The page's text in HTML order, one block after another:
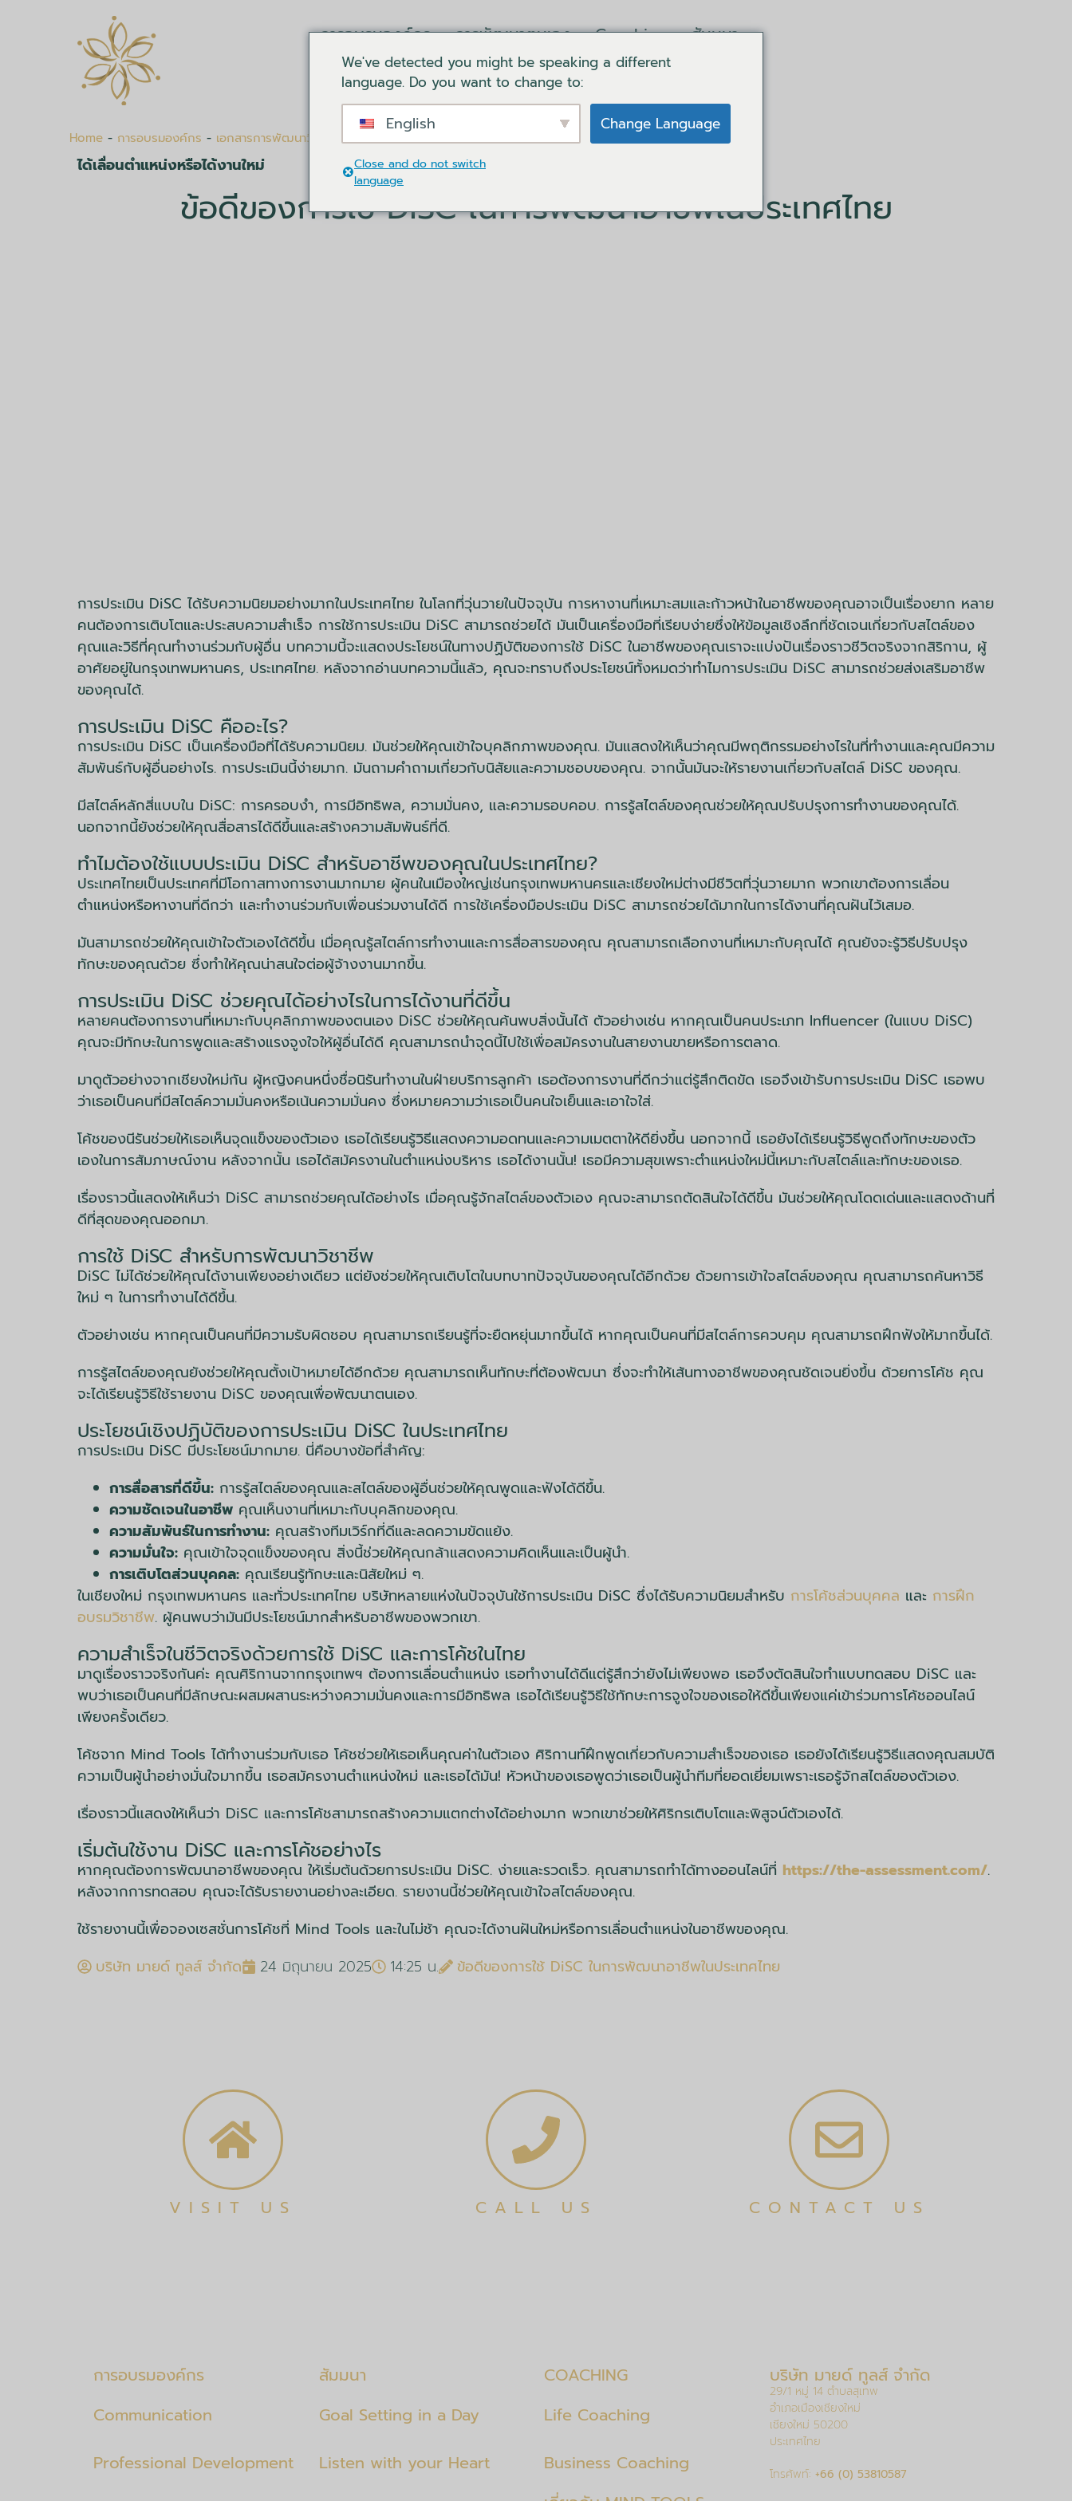
การอบรมองค์กร การพัฒนาตนเอง Coaching สัมมนา
ล็อคอิน ตะกร้าของฉัน ติดต่อเรา ภาษา
Home - การอบรมองค์กร - เอกสารการพัฒนาวิชาชีพ -ข้อดีของการใช้ DiSC ในการพัฒนาอาชีพในประเทศไทย
ได้เลื่อนตำแหน่งหรือได้งานใหม่
ข้อดีของการใช้ DiSC ในการพัฒนาอาชีพในประเทศไทย
การประเมิน DiSC ได้รับความนิยมอย่างมากในประเทศไทย ในโลกที่วุ่นวายในปัจจุบัน การหางานที่เหมาะสมและก้าวหน้าในอาชีพของคุณอาจเป็นเรื่องยาก หลาย
คนต้องการเติบโตและประสบความสำเร็จ การใช้การประเมิน DiSC สามารถช่วยได้ มันเป็นเครื่องมือที่เรียบง่ายซึ่งให้ข้อมูลเชิงลึกที่ชัดเจนเกี่ยวกับสไตล์ของ
คุณและวิธีที่คุณทำงานร่วมกับผู้อื่น บทความนี้จะแสดงประโยชน์ในทางปฏิบัติของการใช้ DiSC ในอาชีพของคุณเราจะแบ่งปันเรื่องราวชีวิตจริงจากสิริกาน, ผู้
อาศัยอยู่ในกรุงเทพมหานคร, ประเทศไทย. หลังจากอ่านบทความนี้แล้ว, คุณจะทราบถึงประโยชน์ทั้งหมดว่าทำไมการประเมิน DiSC สามารถช่วยส่งเสริมอาชีพ
ของคุณได้.
การประเมิน DiSC คืออะไร?
การประเมิน DiSC เป็นเครื่องมือที่ได้รับความนิยม. มันช่วยให้คุณเข้าใจบุคลิกภาพของคุณ. มันแสดงให้เห็นว่าคุณมีพฤติกรรมอย่างไรในที่ทำงานและคุณมีความ
สัมพันธ์กับผู้อื่นอย่างไร. การประเมินนี้ง่ายมาก. มันถามคำถามเกี่ยวกับนิสัยและความชอบของคุณ. จากนั้นมันจะให้รายงานเกี่ยวกับสไตล์ DiSC ของคุณ.
มีสไตล์หลักสี่แบบใน DiSC: การครอบงำ, การมีอิทธิพล, ความมั่นคง, และความรอบคอบ. การรู้สไตล์ของคุณช่วยให้คุณปรับปรุงการทำงานของคุณได้.
นอกจากนี้ยังช่วยให้คุณสื่อสารได้ดีขึ้นและสร้างความสัมพันธ์ที่ดี.
ทำไมต้องใช้แบบประเมิน DiSC สำหรับอาชีพของคุณในประเทศไทย?
ประเทศไทยเป็นประเทศที่มีโอกาสทางการงานมากมาย ผู้คนในเมืองใหญ่เช่นกรุงเทพมหานครและเชียงใหม่ต่างมีชีวิตที่วุ่นวายมาก พวกเขาต้องการเลื่อน
ตำแหน่งหรือหางานที่ดีกว่า และทำงานร่วมกับเพื่อนร่วมงานได้ดี การใช้เครื่องมือประเมิน DiSC สามารถช่วยได้มากในการได้งานที่คุณฝันไว้เสมอ.
มันสามารถช่วยให้คุณเข้าใจตัวเองได้ดีขึ้น เมื่อคุณรู้สไตล์การทำงานและการสื่อสารของคุณ คุณสามารถเลือกงานที่เหมาะกับคุณได้ คุณยังจะรู้วิธีปรับปรุง
ทักษะของคุณด้วย ซึ่งทำให้คุณน่าสนใจต่อผู้จ้างงานมากขึ้น.
การประเมิน DiSC ช่วยคุณได้อย่างไรในการได้งานที่ดีขึ้น
หลายคนต้องการงานที่เหมาะกับบุคลิกภาพของตนเอง DiSC ช่วยให้คุณค้นพบสิ่งนั้นได้ ตัวอย่างเช่น หากคุณเป็นคนประเภท Influencer (ในแบบ DiSC)
คุณจะมีทักษะในการพูดและสร้างแรงจูงใจให้ผู้อื่นได้ดี คุณสามารถนำจุดนี้ไปใช้เพื่อสมัครงานในสายงานขายหรือการตลาด.
มาดูตัวอย่างจากเชียงใหม่กัน ผู้หญิงคนหนึ่งชื่อนิรันทำงานในฝ่ายบริการลูกค้า เธอต้องการงานที่ดีกว่าแต่รู้สึกติดขัด เธอจึงเข้ารับการประเมิน DiSC เธอพบ
ว่าเธอเป็นคนที่มีสไตล์ความมั่นคงหรือเน้นความมั่นคง ซึ่งหมายความว่าเธอเป็นคนใจเย็นและเอาใจใส่.
โค้ชของนีรันช่วยให้เธอเห็นจุดแข็งของตัวเอง เธอได้เรียนรู้วิธีแสดงความอดทนและความเมตตาให้ดียิ่งขึ้น นอกจากนี้ เธอยังได้เรียนรู้วิธีพูดถึงทักษะของตัว
เองในการสัมภาษณ์งาน หลังจากนั้น เธอได้สมัครงานในตำแหน่งบริหาร เธอได้งานนั้น! เธอมีความสุขเพราะตำแหน่งใหม่นี้เหมาะกับสไตล์และทักษะของเธอ.
เรื่องราวนี้แสดงให้เห็นว่า DiSC สามารถช่วยคุณได้อย่างไร เมื่อคุณรู้จักสไตล์ของตัวเอง คุณจะสามารถตัดสินใจได้ดีขึ้น มันช่วยให้คุณโดดเด่นและแสดงด้านที่
ดีที่สุดของคุณออกมา.
การใช้ DiSC สำหรับการพัฒนาวิชาชีพ
DiSC ไม่ได้ช่วยให้คุณได้งานเพียงอย่างเดียว แต่ยังช่วยให้คุณเติบโตในบทบาทปัจจุบันของคุณได้อีกด้วย ด้วยการเข้าใจสไตล์ของคุณ คุณสามารถค้นหาวิธี
ใหม่ ๆ ในการทำงานได้ดีขึ้น.
ตัวอย่างเช่น หากคุณเป็นคนที่มีความรับผิดชอบ คุณสามารถเรียนรู้ที่จะยืดหยุ่นมากขึ้นได้ หากคุณเป็นคนที่มีสไตล์การควบคุม คุณสามารถฝึกฟังให้มากขึ้นได้.
การรู้สไตล์ของคุณยังช่วยให้คุณตั้งเป้าหมายได้อีกด้วย คุณสามารถเห็นทักษะที่ต้องพัฒนา ซึ่งจะทำให้เส้นทางอาชีพของคุณชัดเจนยิ่งขึ้น ด้วยการโค้ช คุณ
จะได้เรียนรู้วิธีใช้รายงาน DiSC ของคุณเพื่อพัฒนาตนเอง.
ประโยชน์เชิงปฏิบัติของการประเมิน DiSC ในประเทศไทย
การประเมิน DiSC มีประโยชน์มากมาย. นี่คือบางข้อที่สำคัญ:
การสื่อสารที่ดีขึ้น: การรู้สไตล์ของคุณและสไตล์ของผู้อื่นช่วยให้คุณพูดและฟังได้ดีขึ้น.
ความชัดเจนในอาชีพ คุณเห็นงานที่เหมาะกับบุคลิกของคุณ.
ความสัมพันธ์ในการทำงาน: คุณสร้างทีมเวิร์กที่ดีและลดความขัดแย้ง.
ความมั่นใจ: คุณเข้าใจจุดแข็งของคุณ สิ่งนี้ช่วยให้คุณกล้าแสดงความคิดเห็นและเป็นผู้นำ.
การเติบโตส่วนบุคคล: คุณเรียนรู้ทักษะและนิสัยใหม่ ๆ.
ในเชียงใหม่ กรุงเทพมหานคร และทั่วประเทศไทย บริษัทหลายแห่งในปัจจุบันใช้การประเมิน DiSC ซึ่งได้รับความนิยมสำหรับ การโค้ชส่วนบุคคล และ การฝึก
อบรมวิชาชีพ. ผู้คนพบว่ามันมีประโยชน์มากสำหรับอาชีพของพวกเขา.
ความสำเร็จในชีวิตจริงด้วยการใช้ DiSC และการโค้ชในไทย
มาดูเรื่องราวจริงกันค่ะ คุณศิริกานจากกรุงเทพฯ ต้องการเลื่อนตำแหน่ง เธอทำงานได้ดีแต่รู้สึกว่ายังไม่เพียงพอ เธอจึงตัดสินใจทำแบบทดสอบ DiSC และ
พบว่าเธอเป็นคนที่มีลักษณะผสมผสานระหว่างความมั่นคงและการมีอิทธิพล เธอได้เรียนรู้วิธีใช้ทักษะการจูงใจของเธอให้ดีขึ้นเพียงแค่เข้าร่วมการโค้ชออนไลน์
เพียงครั้งเดียว.
โค้ชจาก Mind Tools ได้ทำงานร่วมกับเธอ โค้ชช่วยให้เธอเห็นคุณค่าในตัวเอง ศิริกานท์ฝึกพูดเกี่ยวกับความสำเร็จของเธอ เธอยังได้เรียนรู้วิธีแสดงคุณสมบัติ
ความเป็นผู้นำอย่างมั่นใจมากขึ้น เธอสมัครงานตำแหน่งใหม่ และเธอได้มัน! หัวหน้าของเธอพูดว่าเธอเป็นผู้นำทีมที่ยอดเยี่ยมเพราะเธอรู้จักสไตล์ของตัวเอง.
เรื่องราวนี้แสดงให้เห็นว่า DiSC และการโค้ชสามารถสร้างความแตกต่างได้อย่างมาก พวกเขาช่วยให้ศิริกรเติบโตและพิสูจน์ตัวเองได้.
เริ่มต้นใช้งาน DiSC และการโค้ชอย่างไร
หากคุณต้องการพัฒนาอาชีพของคุณ ให้เริ่มต้นด้วยการประเมิน DiSC. ง่ายและรวดเร็ว. คุณสามารถทำได้ทางออนไลน์ที่ https://the-assessment.com/.
หลังจากการทดสอบ คุณจะได้รับรายงานอย่างละเอียด. รายงานนี้ช่วยให้คุณเข้าใจสไตล์ของคุณ.
ใช้รายงานนี้เพื่อจองเซสชั่นการโค้ชที่ Mind Tools และในไม่ช้า คุณจะได้งานฝันใหม่หรือการเลื่อนตำแหน่งในอาชีพของคุณ.
บริษัท มายด์ ทูลส์ จำกัด
24 มิถุนายน 2025 14:25 น. ข้อดีของการใช้ DiSC ในการพัฒนาอาชีพในประเทศไทย
VISIT US CALL US CONTACT US
การอบรมองค์กร
Communication
Professional Development
สัมมนา
Goal Setting in a Day
Listen with your Heart
COACHING
Life Coaching
Business Coaching
บริษัท มายด์ ทูลส์ จำกัด
29/1 หมู่ 14 ตำบลสุเทพ
อำเภอเมืองเชียงใหม่
เชียงใหม่ 50200
ประเทศไทย
โทรศัพท์: +66 (0) 53810587
We've detected you might be speaking a different
language. Do you want to change to:
English Change Language
Close and do not switch
language